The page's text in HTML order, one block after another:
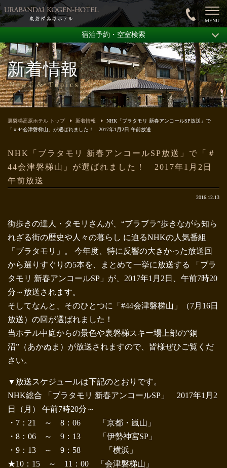
新着情報
News & Topics
宿泊予約・空室検索
裏磐梯高原ホテル トップ 新着情報
NHK「ブラタモリ 新春アンコールSP放送」で
「＃44会津磐梯山」が選ばれました！ 2017年1月2日 午前放送
NHK「ブラタモリ 新春アンコールSP放送」で「＃
44会津磐梯山」が選ばれました！ 2017年1月2日
午前放送
2016.12.13
街歩きの達人・タモリさんが、“ブラブラ”歩きながら知ら
れざる街の歴史や人々の暮らし に迫るNHKの人気番組
「ブラタモリ」。 今年度、特に反響の大きかった放送回
から選りすぐりの5本を、まとめて一挙に放送する 「ブラ
タモリ 新春アンコールSP」が、2017年1月2日、午前7時20
分～放送されます。
そしてなんと、そのひとつに「#44会津磐梯山」（7月16日
放送）の回が選ばれました！
当ホテル中庭からの景色や裏磐梯スキー場上部の“銅
沼”（あかぬま）が放送されますので、皆様ぜひご覧くだ
さい。
▼放送スケジュールは下記のとおりです。
NHK総合 「ブラタモリ 新春アンコールSP」 2017年1月2
日（月） 午前7時20分～
・7：21 ～ 8：06 「京都・嵐山」
・8：06 ～ 9：13 「伊勢神宮SP」
・9：13 ～ 9：58 「横浜」
★10：15 ～ 11：00 「会津磐梯山」